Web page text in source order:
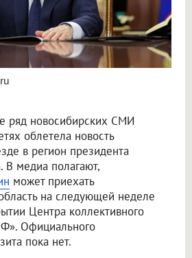
ряд новосибирских СМИ
облетела новость
в регион президента
В медиа полагают,
может приехать
на следующей неделе
Центра коллективного
Официального
пока нет.